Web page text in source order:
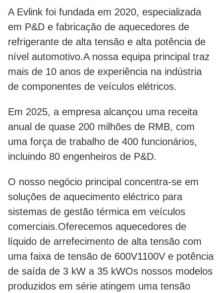
A Evlink foi fundada em 2020, especializada
em P&D e fabricação de aquecedores de
refrigerante de alta tensão e alta potência de
nível automotivo.A nossa equipa principal traz
mais de 10 anos de experiência na indústria
de componentes de veículos elétricos.
Em 2025, a empresa alcançou uma receita
anual de quase 200 milhões de RMB, com
uma força de trabalho de 400 funcionários,
incluindo 80 engenheiros de P&D.
O nosso negócio principal concentra-se em
soluções de aquecimento eléctrico para
sistemas de gestão térmica em veículos
comerciais.Oferecemos aquecedores de
líquido de arrefecimento de alta tensão com
uma faixa de tensão de 600V1100V e potência
de saída de 3 kW a 35 kWOs nossos modelos
produzidos em série atingem uma tensão